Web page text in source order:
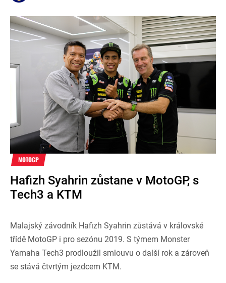
MOTOGP
Hafizh Syahrin zůstane v MotoGP, s
Tech3 a KTM
Malajský závodník Hafizh Syahrin zůstává v královské
třídě MotoGP i pro sezónu 2019. S týmem Monster
Yamaha Tech3 prodloužil smlouvu o další rok a zároveň
se stává čtvrtým jezdcem KTM.